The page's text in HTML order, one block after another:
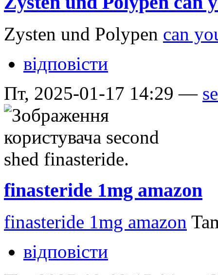
Zysten und Polypen can
відповісти
Пт, 2025-01-17 14:29 —
finasteride 1mg amazon
finasteride 1mg amazon
відповісти